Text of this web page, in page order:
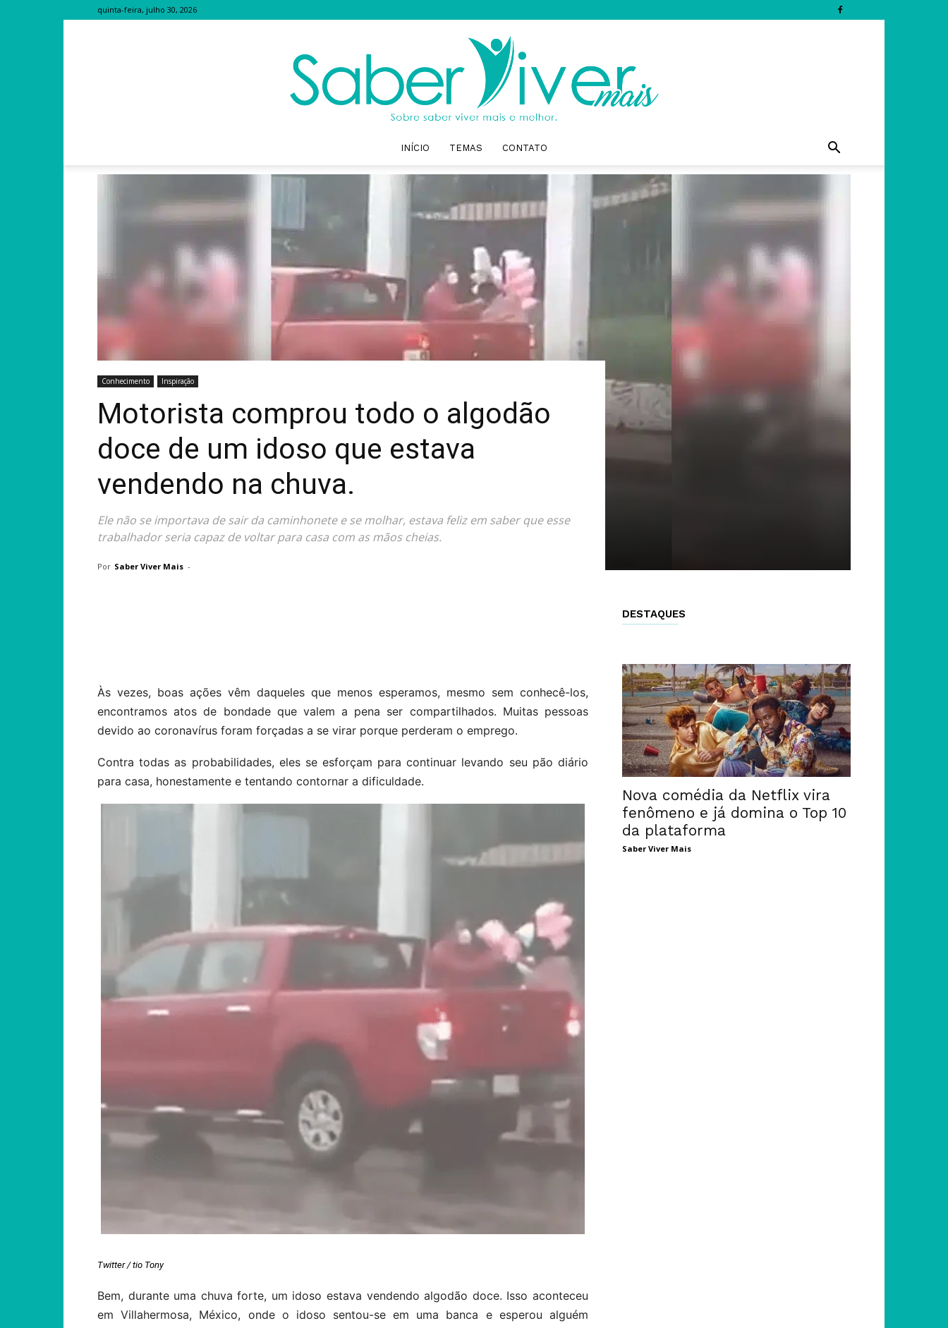
quinta-feira, julho 30, 2026
Saber
Viver
Mais
INÍCIO TEMAS CONTATO
Conhecimento Inspiração
Motorista comprou todo o algodão
doce de um idoso que estava
vendendo na chuva.
Ele não se importava de sair da caminhonete e se molhar, estava feliz em saber que esse
trabalhador seria capaz de voltar para casa com as mãos cheias.
Por Saber Viver Mais -
Às vezes, boas ações vêm daqueles que menos esperamos, mesmo sem conhecê-los,
encontramos atos de bondade que valem a pena ser compartilhados. Muitas pessoas
devido ao coronavírus foram forçadas a se virar porque perderam o emprego.
Contra todas as probabilidades, eles se esforçam para continuar levando seu pão diário
para casa, honestamente e tentando contornar a dificuldade.
Twitter / tio Tony
Bem, durante uma chuva forte, um idoso estava vendendo algodão doce. Isso aconteceu
em Villahermosa, México, onde o idoso sentou-se em uma banca e esperou alguém
DESTAQUES
Nova comédia da Netflix vira
fenômeno e já domina o Top 10
da plataforma
Saber Viver Mais